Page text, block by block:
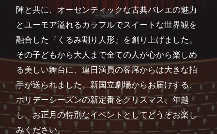
陣と共に、オーセンティックな古典バレエの魅力
とユーモア溢れるカラフルでスイートな世界観を
融合した『くるみ割り人形』を創り上げました。
その子どもから大人まで全ての人が心から楽しめ
る美しい舞台に、連日満員の客席からは大きな拍
手が送られました。新国立劇場からお届けする、
ホリデーシーズンの新定番をクリスマス、年越
し、お正月の特別なイベントとしてどうぞお楽し
みください。